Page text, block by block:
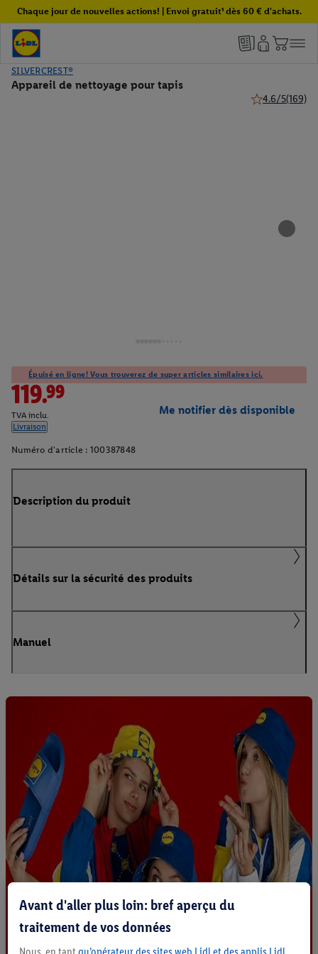
Chaque jour de nouvelles actions! | Envoi gratuit¹ dès 60 € d'achats.
SILVERCREST®
Appareil de nettoyage pour tapis
4.6/5(169)
Épuisé en ligne! Vous trouverez de super articles similaires ici.
119.99
TVA inclu.
Livraison
Me notifier dès disponible
Numéro d'article : 100387848
Description du produit
Détails sur la sécurité des produits
Manuel
Avant d'aller plus loin: bref aperçu du
traitement de vos données
Nous, en tant qu’opérateur des sites web Lidl et des applis Lidl